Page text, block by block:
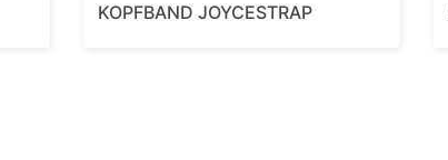
KOPFBAND JOYCESTRAP